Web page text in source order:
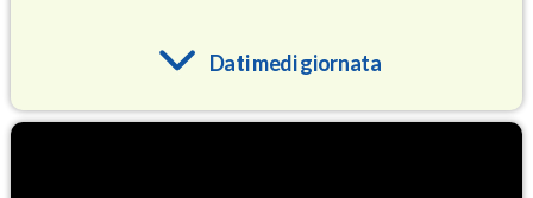
Dati medi giornata